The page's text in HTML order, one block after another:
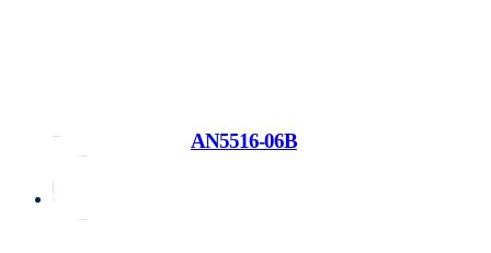
AN5516-06B